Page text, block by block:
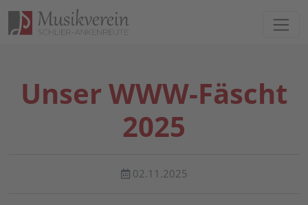
Direkt zur Hauptnavigation springen
Direkt zum Inhalt springen
Unser WWW-Fäscht
2025
02.11.2025